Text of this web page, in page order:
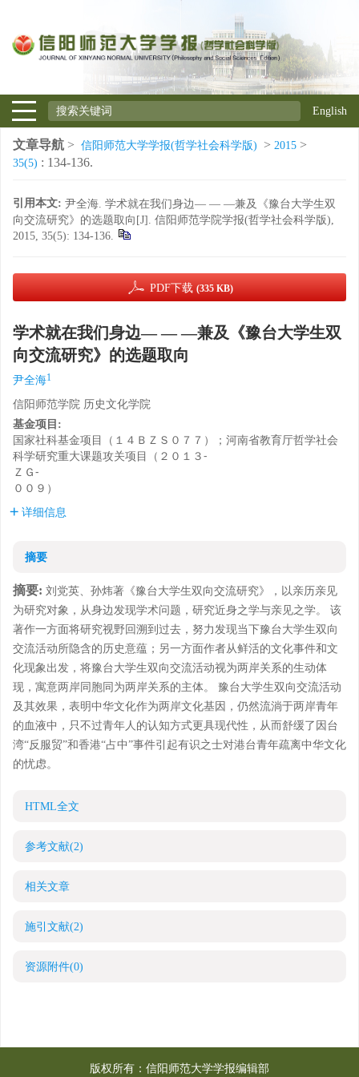
English
文章导航 > 信阳师范大学学报(哲学社会科学版) > 2015 >
35(5) : 134-136.
引用本文: 尹全海. 学术就在我们身边— — —兼及《豫台大学生双
向交流研究》的选题取向[J]. 信阳师范学院学报(哲学社会科学版),
2015, 35(5): 134-136.
PDF下载 (335 KB)
学术就在我们身边— — —兼及《豫台大学生双
向交流研究》的选题取向
尹全海1
信阳师范学院 历史文化学院
基金项目:
国家社科基金项目（１４ＢＺＳ０７７）；河南省教育厅哲学社会
科学研究重大课题攻关项目（２０１３⁃
ＺＧ⁃
００９）
详细信息
摘要
摘要: 刘党英、孙炜著《豫台大学生双向交流研究》，以亲历亲见
为研究对象，从身边发现学术问题，研究近身之学与亲见之学。 该
著作一方面将研究视野回溯到过去，努力发现当下豫台大学生双向
交流活动所隐含的历史意蕴；另一方面作者从鲜活的文化事件和文
化现象出发，将豫台大学生双向交流活动视为两岸关系的生动体
现，寓意两岸同胞同为两岸关系的主体。 豫台大学生双向交流活动
及其效果，表明中华文化作为两岸文化基因，仍然流淌于两岸青年
的血液中，只不过青年人的认知方式更具现代性，从而舒缓了因台
湾“反服贸”和香港“占中”事件引起有识之士对港台青年疏离中华文化
的忧虑。
HTML全文
参考文献(2)
相关文章
施引文献(2)
资源附件(0)
版权所有：信阳师范大学学报编辑部